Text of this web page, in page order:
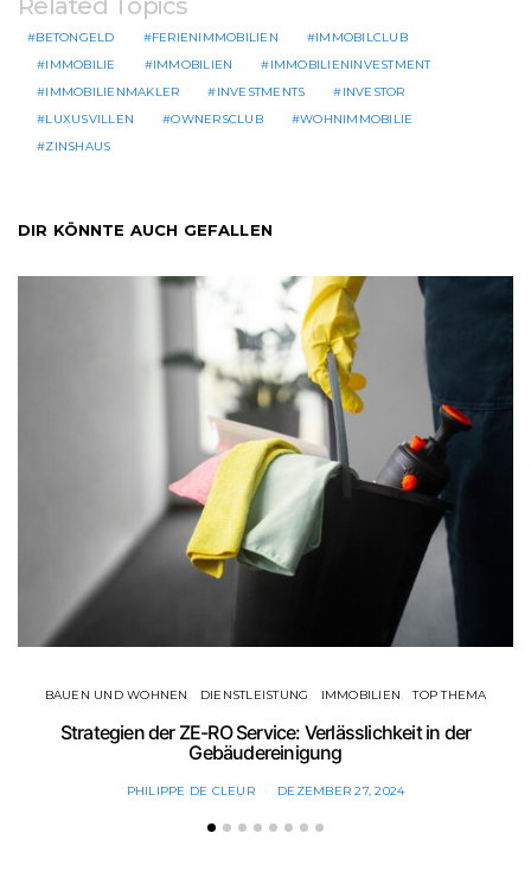
Related Topics
BETONGELD FERIENIMMOBILIEN
IMMOBILCLUB
IMMOBILIE
IMMOBILIEN
IMMOBILIENINVESTMENT
IMMOBILIENMAKLER
INVESTMENTS
INVESTOR
LUXUSVILLEN
OWNERSCLUB
WOHNIMMOBILIE
ZINSHAUS
DIR KÖNNTE AUCH GEFALLEN
BAUEN UND WOHNEN DIENSTLEISTUNG IMMOBILIEN TOP THEMA
Strategien der ZE-RO Service: Verlässlichkeit in der
Gebäudereinigung
PHILIPPE DE CLEUR DEZEMBER 27, 2024